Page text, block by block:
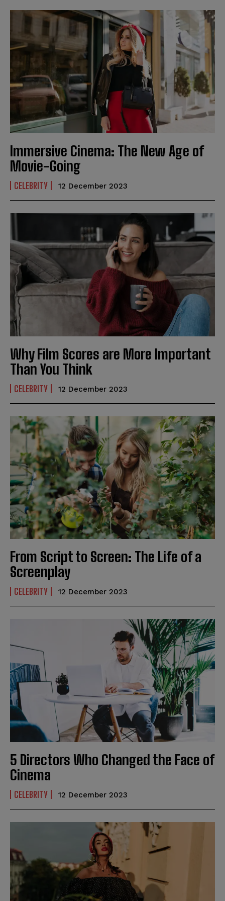
Immersive Cinema: The New Age of
Movie-Going
CELEBRITY 12 December 2023
Why Film Scores are More Important
Than You Think
CELEBRITY 12 December 2023
From Script to Screen: The Life of a
Screenplay
CELEBRITY 12 December 2023
5 Directors Who Changed the Face of
Cinema
CELEBRITY 12 December 2023